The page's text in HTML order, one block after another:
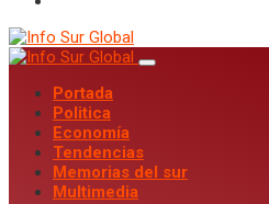
Portada
Politica
Economía
Tendencias
Memorias del sur
Multimedia